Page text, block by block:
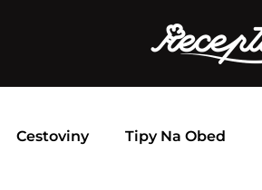
Cestoviny Tipy Na Obed